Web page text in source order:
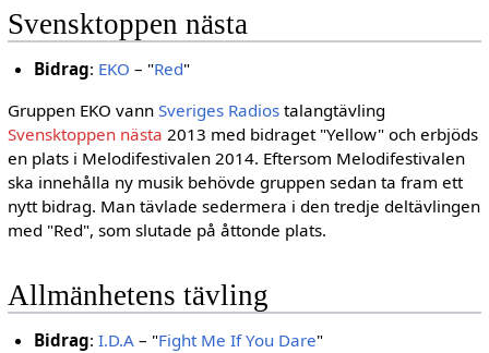
Svensktoppen nästa
Bidrag: EKO – "Red"
Gruppen EKO vann Sveriges Radiostalangtävling
Svensktoppen nästa 2013 med bidraget "Yellow" och erbjöds
en plats i Melodifestivalen 2014. Eftersom Melodifestivalen
ska innehålla ny musik behövde gruppen sedan ta fram ett
nytt bidrag. Man tävlade sedermera i den tredje deltävlingen
med "Red", som slutade på åttonde plats.
Allmänhetens tävling
Bidrag:I.D.A – "Fight Me If You Dare"